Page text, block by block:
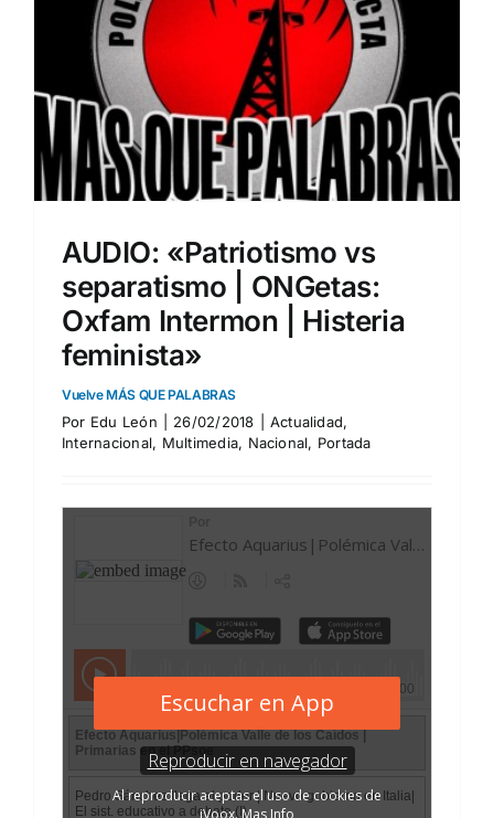
AUDIO: «Patriotismo vs
separatismo | ONGetas:
Oxfam Intermon | Histeria
feminista»
Vuelve MÁS QUE PALABRAS
Por Edu León 26/02/2018 Actualidad,
Internacional, Multimedia, Nacional, Portada